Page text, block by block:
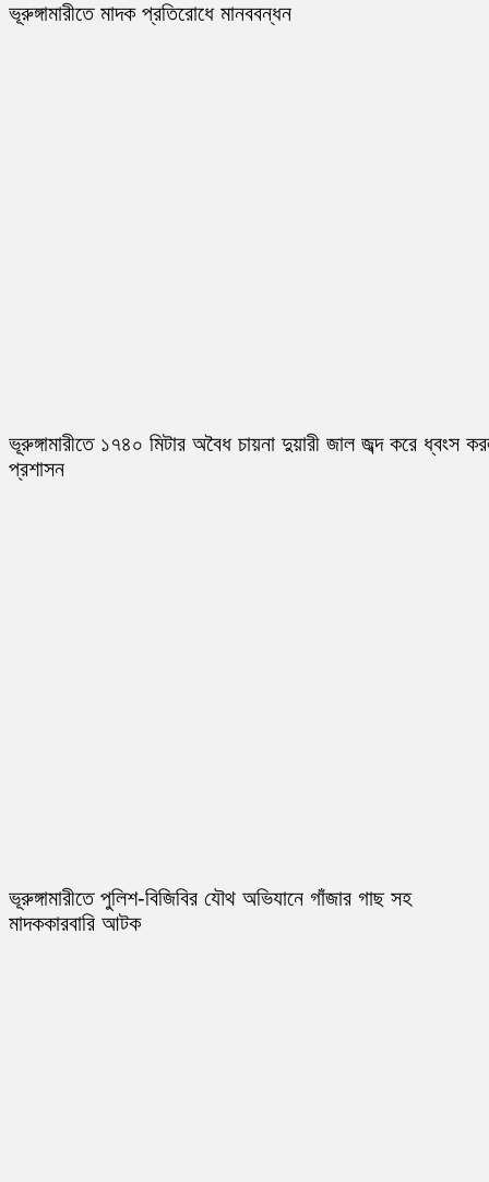
ভূরুঙ্গামারীতে মাদক প্রতিরোধে মানববন্ধন
ভূরুঙ্গামারীতে ১৭৪০ মিটার অবৈধ চায়না দুয়ারী জাল জব্দ করে ধ্বংস
প্রশাসন
ভূরুঙ্গামারীতে পুলিশ-বিজিবির যৌথ অভিযানে গাঁজার গাছ সহ
মাদককারবারি আটক